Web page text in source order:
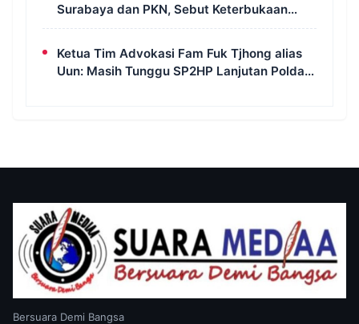
Surabaya dan PKN, Sebut Keterbukaan
Informasi Jadi Instrumen Pengawasan
Ketua Tim Advokasi Fam Fuk Tjhong alias
Uun: Masih Tunggu SP2HP Lanjutan Polda
Bersuara Demi Bangsa